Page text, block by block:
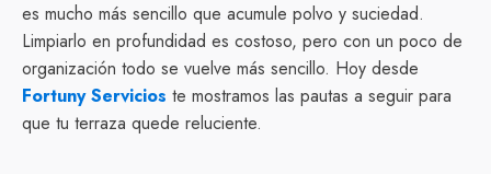
es mucho más sencillo que acumule polvo y suciedad.
Limpiarlo en profundidad es costoso, pero con un poco de
organización todo se vuelve más sencillo. Hoy desde
Fortuny Servicios te mostramos las pautas a seguir para
que tu terraza quede reluciente.